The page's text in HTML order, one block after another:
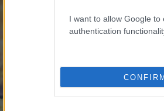
I want to allow Google
authentication
με